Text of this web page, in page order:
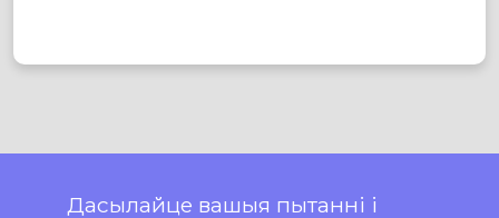
Дасылайце вашыя пытанні і